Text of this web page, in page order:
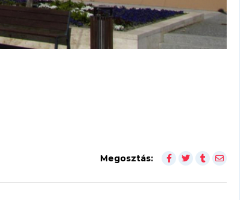
Megosztás: